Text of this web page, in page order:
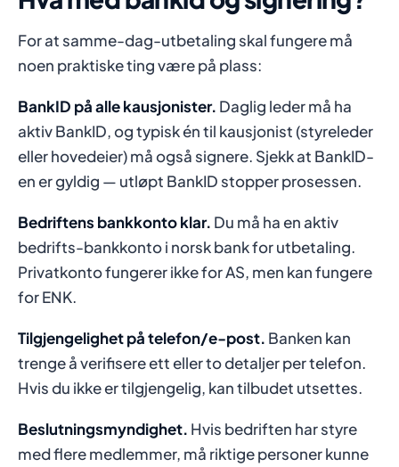
For at samme-dag-utbetaling skal fungere må
noen praktiske ting være på plass:
BankID på alle kausjonister. Daglig leder må ha
aktiv BankID, og typisk én til kausjonist (styreleder
eller hovedeier) må også signere. Sjekk at BankID-
en er gyldig — utløpt BankID stopper prosessen.
Bedriftens bankkonto klar. Du må ha en aktiv
bedrifts-bankkonto i norsk bank for utbetaling.
Privatkonto fungerer ikke for AS, men kan fungere
for ENK.
Tilgjengelighet på telefon/e-post. Banken kan
trenge å verifisere ett eller to detaljer per telefon.
Hvis du ikke er tilgjengelig, kan tilbudet utsettes.
Beslutningsmyndighet. Hvis bedriften har styre
med flere medlemmer, må riktige personer kunne